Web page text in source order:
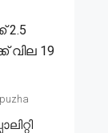
2.5
വില 19